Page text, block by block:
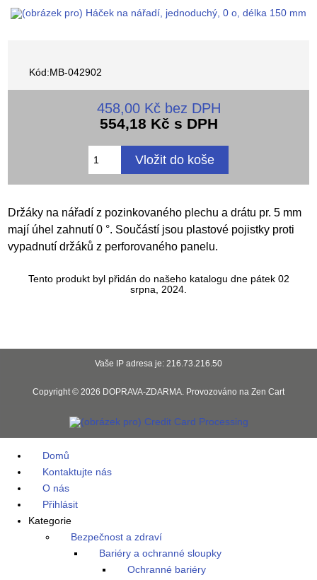
Kód:MB-042902
458,00 Kč bez DPH
554,18 Kč s DPH
Držáky na nářadí z pozinkovaného plechu a drátu pr. 5 mm
mají úhel zahnutí 0 °. Součástí jsou plastové pojistky proti
vypadnutí držáků z perforovaného panelu.
Tento produkt byl přidán do našeho katalogu dne pátek 02
srpna, 2024.
Vaše IP adresa je: 216.73.216.50
Copyright © 2026 DOPRAVA-ZDARMA. Provozováno na Zen Cart
Domů
Kontaktujte nás
O nás
Přihlásit
Kategorie
Bezpečnost a zdraví
Bariéry a ochranné sloupky
Ochranné bariéry